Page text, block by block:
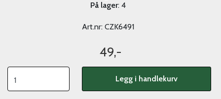
På lager: 4
Art.nr: CZK6491
49,-
Legg i handlekurv